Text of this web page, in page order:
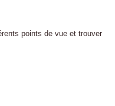
points de vue et trouver